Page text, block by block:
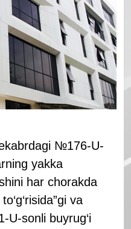
№176-U-
yakka
har chorakda
va
U-sonli buyrug‘i